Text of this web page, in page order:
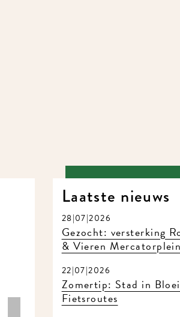
Laatste nieuws
28|07|2026
Gezocht: versterking
& Vieren Mercatorplein
22|07|2026
Zomertip: Stad in Bloei
Fietsroutes